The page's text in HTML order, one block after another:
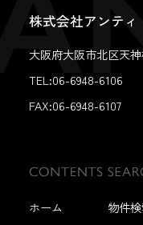
株式会社アンティ
大阪府大阪市北区天
TEL:06-6948-6106
FAX:06-6948-6107
ホーム
物件